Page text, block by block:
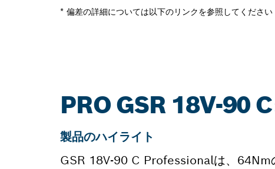
* 偏差の詳細については以下のリンクを参照してください
PRO GSR 18V-90
製品のハイライト
GSR 18V-90 C Professionalは、64Nm